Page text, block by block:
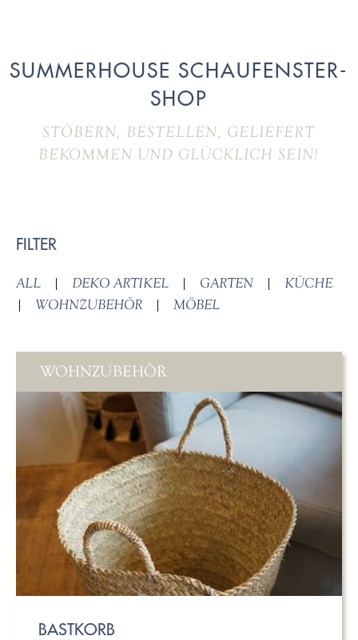
SUMMERHOUSE SCHAUFENSTER-
SHOP
STÖBERN, BESTELLEN, GELIEFERT
BEKOMMEN UND GLÜCKLICH SEIN!
FILTER
ALL | DEKO ARTIKEL | GARTEN |
KÜCHE
|
WOHNZUBEHÖR | MÖBEL
WOHNZUBEHÖR
BASTKORB